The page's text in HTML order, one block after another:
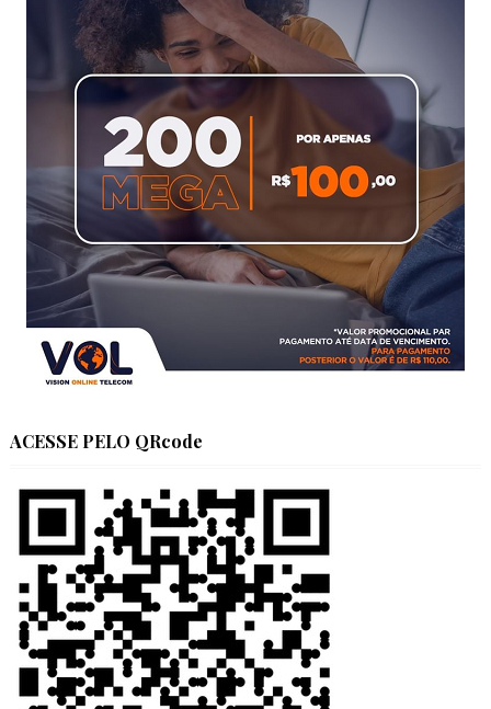
ACESSE PELO QRcode